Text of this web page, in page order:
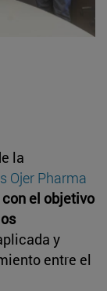
la
Ojer Pharma
el objetivo
y
entre el